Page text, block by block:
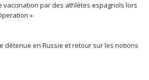
vaccination par des athlètes espagnols lors
»
détenue en Russie et retour sur les notions